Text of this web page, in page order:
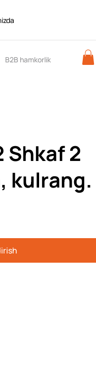
B2B hamkorlik
Shkaf 2
kulrang.